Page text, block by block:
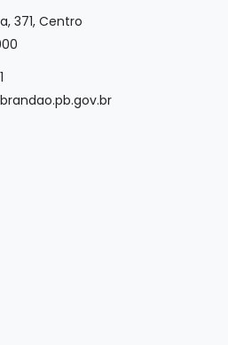
371, Centro